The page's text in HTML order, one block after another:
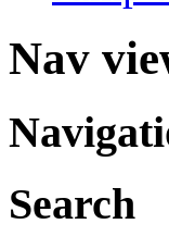
Nav
Search